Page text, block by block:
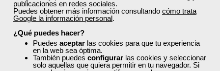
publicaciones en redes sociales.
Puedes obtener más información consultando cómo trata
Google la información personal.
¿Qué puedes hacer?
Puedes aceptar las cookies para que tu experiencia
en la web sea óptima.
También puedes configurar las cookies y seleccionar
solo aquellas que quiera permitir en tu navegador. Si
Grupo Femxa
Tienda virtual: Prestashop